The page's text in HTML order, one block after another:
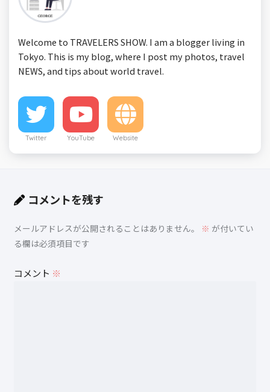
Welcome to TRAVELERS SHOW. I am a blogger living in
Tokyo. This is my blog, where I post my photos, travel
NEWS, and tips about world travel.
Twitter YouTube Website
コメントを残す
メールアドレスが公開されることはありません。 ※ が付いてい
る欄は必須項目です
コメント ※